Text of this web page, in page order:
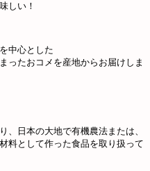
しい！
中心とした
ったおコメを産地からお届けしま
、日本の大地で有機農法または、
料として作った食品を取り扱って